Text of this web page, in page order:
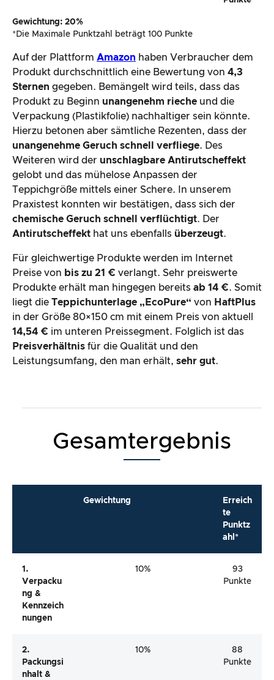
Gewichtung: 20%
*Die Maximale Punktzahl beträgt 100 Punkte
Auf der Plattform Amazon haben Verbraucher dem
Produkt durchschnittlich eine Bewertung von 4,3
Sternen gegeben. Bemängelt wird teils, dass das
Produkt zu Beginn unangenehm rieche und die
Verpackung (Plastikfolie) nachhaltiger sein könnte.
Hierzu betonen aber sämtliche Rezenten, dass der
unangenehme Geruch schnell verfliege. Des
Weiteren wird der unschlagbare Antirutscheffekt
gelobt und das mühelose Anpassen der
Teppichgröße mittels einer Schere. In unserem
Praxistest konnten wir bestätigen, dass sich der
chemische Geruch schnell verflüchtigt. Der
Antirutscheffekt hat uns ebenfalls überzeugt.
Für gleichwertige Produkte werden im Internet
Preise von bis zu 21 € verlangt. Sehr preiswerte
Produkte erhält man hingegen bereits ab 14 €. Somit
liegt die Teppichunterlage „EcoPure“ von HaftPlus
in der Größe 80×150 cm mit einem Preis von aktuell
14,54 € im unteren Preissegment. Folglich ist das
Preisverhältnis für die Qualität und den
Leistungsumfang, den man erhält, sehr gut.
Gesamtergebnis
Gewichtung
Erreich
te
Punktz
ahl*
1.
Verpacku
Ng &
Kennzeich
Nungen
10%
93
Punkte
2.
Packungsi
Nhalt &
10%
88
Punkte